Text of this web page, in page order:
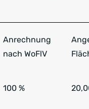
Anrechnung
nach WoFlV
100 %